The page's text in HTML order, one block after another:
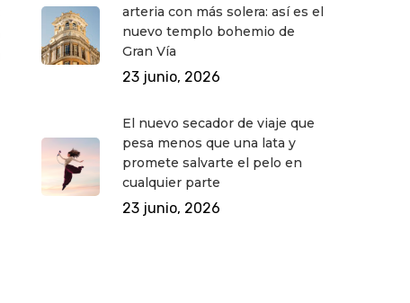
arteria con más solera: así es el
nuevo templo bohemio de
Gran Vía
23 junio, 2026
El nuevo secador de viaje que
pesa menos que una lata y
promete salvarte el pelo en
cualquier parte
23 junio, 2026